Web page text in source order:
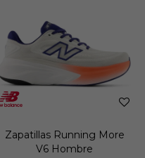
Zapatillas Running More
V6 Hombre